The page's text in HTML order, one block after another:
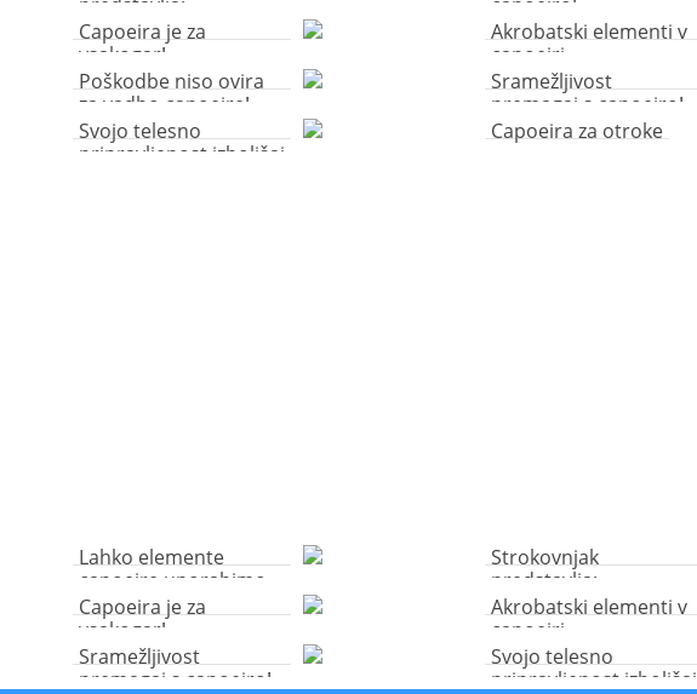
Samoobrambne
tehnike capoeire
Capoeira je za
vsakogar!
Akrobatski elementi v
capoeiri
Poškodbe niso ovira
za vadbo capoeire!
Sramežljivost
premagaj s capoeiro!
Svojo telesno
pripravljenost izboljšaj
Capoeira za otroke
Lahko elemente
capoeire uporabimo
tudi v realni borbi?
Strokovnjak
predstavlja:
Samoobrambne
tehnike capoeire
Capoeira je za
vsakogar!
Akrobatski elementi v
capoeiri
Sramežljivost
premagaj s capoeiro!
Svojo telesno
pripravljenost izboljšaj